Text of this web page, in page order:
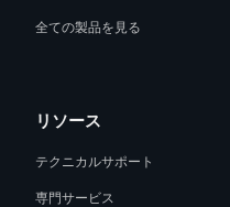
全ての製品を見る
リソース
テクニカルサポート
専門サービス